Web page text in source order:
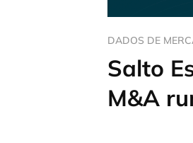
DADOS DE
Salto
M&A